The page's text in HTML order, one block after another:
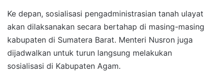
Ke depan, sosialisasi pengadministrasian tanah ulayat
akan dilaksanakan secara bertahap di masing-masing
kabupaten di Sumatera Barat. Menteri Nusron juga
dijadwalkan untuk turun langsung melakukan
sosialisasi di Kabupaten Agam.